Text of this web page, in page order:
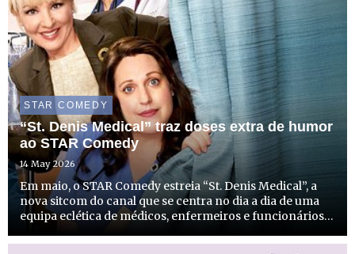
STAR COMEDY
“St. Denis Medical” traz doses extra de humor
ao STAR Comedy
14 May 2026
Em maio, o STAR Comedy estreia “St. Denis Medical”, a
nova sitcom do canal que se centra no dia a dia de uma
equipa eclética de médicos, enfermeiros e funcionários
impossível para lidar com um hospital com poucos